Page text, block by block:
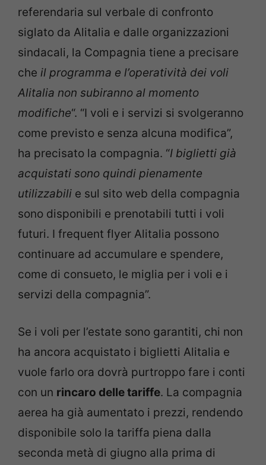
referendaria sul verbale di confronto
siglato da Alitalia e dalle organizzazioni
sindacali, la Compagnia tiene a precisare
che il programma e l’operatività dei voli
Alitalia non subiranno al momento
modifiche“. “I voli e i servizi si svolgeranno
come previsto e senza alcuna modifica”,
ha precisato la compagnia. “I biglietti già
acquistati sono quindi pienamente
utilizzabili e sul sito web della compagnia
sono disponibili e prenotabili tutti i voli
futuri. I frequent flyer Alitalia possono
continuare ad accumulare e spendere,
come di consueto, le miglia per i voli e i
servizi della compagnia”.
Se i voli per l’estate sono garantiti, chi non
ha ancora acquistato i biglietti Alitalia e
vuole farlo ora dovrà purtroppo fare i conti
con un rincaro delle tariffe. La compagnia
aerea ha già aumentato i prezzi, rendendo
disponibile solo la tariffa piena dalla
seconda metà di giugno alla prima di